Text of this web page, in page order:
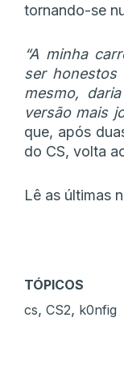
tornando-se
“A minha
ser honestos
mesmo,
versão mais
que, após
do CS, volta
Lê as últimas
TÓPICOS
cs, CS2, k0nfig